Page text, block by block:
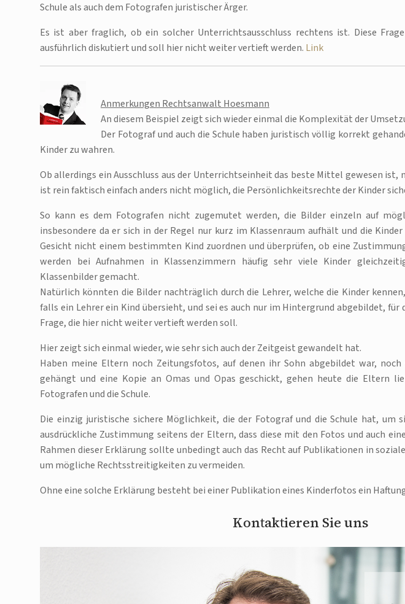
Schule als auch dem Fotografen juristischer Ärger.
Es ist aber fraglich, ob ein solcher Unterrichtsausschluss rechtens ist. Diese
ausführlich diskutiert und soll hier nicht weiter vertieft werden. Link
Anmerkungen Rechtsanwalt Hoesmann
An diesem Beispiel zeigt sich wieder einmal die Komplexität der
Der Fotograf und auch die Schule haben juristisch völlig korrekt
Kinder zu wahren.
Ob allerdings ein Ausschluss aus der Unterrichtseinheit das beste Mittel gewesen ist,
ist rein faktisch einfach anders nicht möglich, die Persönlichkeitsrechte der Kinder
So kann es dem Fotografen nicht zugemutet werden, die Bilder einzeln auf
insbesondere da er sich in der Regel nur kurz im Klassenraum aufhält und die
Gesicht nicht einem bestimmten Kind zuordnen und überprüfen, ob eine
werden bei Aufnahmen in Klassenzimmern häufig sehr viele Kinder
Klassenbilder gemacht.
Natürlich könnten die Bilder nachträglich durch die Lehrer, welche die Kinder
falls ein Lehrer ein Kind übersieht, und sei es auch nur im Hintergrund abgebildet,
Frage, die hier nicht weiter vertieft werden soll.
Hier zeigt sich einmal wieder, wie sehr sich auch der Zeitgeist gewandelt hat.
Haben meine Eltern noch Zeitungsfotos, auf denen ihr Sohn abgebildet war,
gehängt und eine Kopie an Omas und Opas geschickt, gehen heute die Eltern
Fotografen und die Schule.
Die einzig juristische sichere Möglichkeit, die der Fotograf und die Schule hat, um
ausdrückliche Zustimmung seitens der Eltern, dass diese mit den Fotos und auch
Rahmen dieser Erklärung sollte unbedingt auch das Recht auf Publikationen in
um mögliche Rechtsstreitigkeiten zu vermeiden.
Ohne eine solche Erklärung besteht bei einer Publikation eines Kinderfotos ein
Kontaktieren Sie uns